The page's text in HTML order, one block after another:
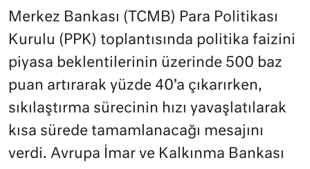
Merkez Bankası (TCMB) Para Politikası
Kurulu (PPK) toplantısında politika faizini
piyasa beklentilerinin üzerinde 500 baz
puan artırarak yüzde 40’a çıkarırken,
sıkılaştırma sürecinin hızı yavaşlatılarak
kısa sürede tamamlanacağı mesajını
verdi. Avrupa İmar ve Kalkınma Bankası